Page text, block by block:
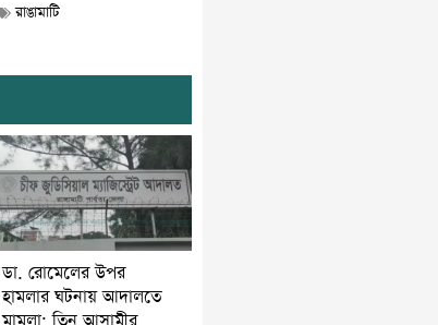
রাঙামাটি
ডা. রোমেলের উপর
হামলার ঘটনায় আদালতে